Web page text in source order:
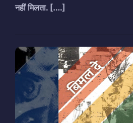
नहीं मिलता. [….]